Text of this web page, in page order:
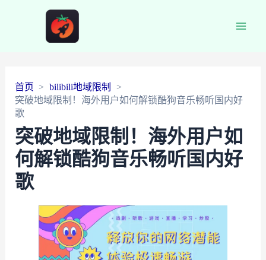
首页
bilibili地域限制
突破地域限制！海外用户如何解锁酷狗音乐畅听国内好
歌
突破地域限制！海外用户如
何解锁酷狗音乐畅听国内好
歌